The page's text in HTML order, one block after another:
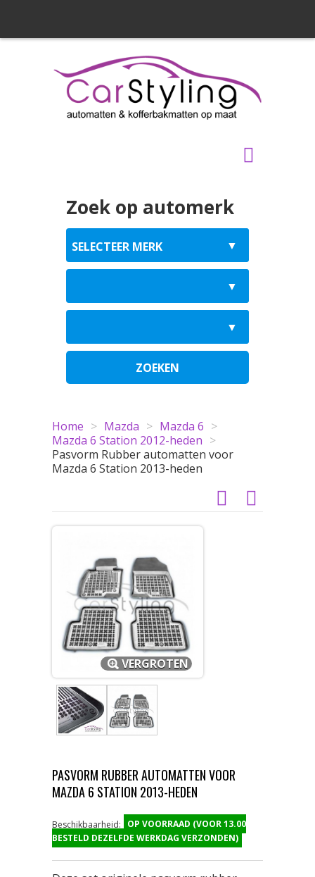
Zoek op automerk
ZOEKEN
Home > Mazda > Mazda 6 >
Mazda 6 Station 2012-heden >
Pasvorm Rubber automatten voor
Mazda 6 Station 2013-heden
VERGROTEN
PASVORM RUBBER AUTOMATTEN VOOR
MAZDA 6 STATION 2013-HEDEN
Beschikbaarheid:
OP VOORRAAD (VOOR 13.00
BESTELD DEZELFDE WERKDAG VERZONDEN)